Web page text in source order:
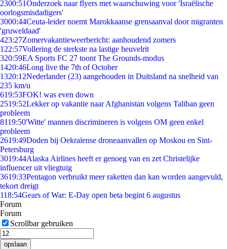
2300:51Onderzoek naar flyers met waarschuwing voor 'Israëlische
oorlogsmisdadigers'
3000:44Ceuta-leider noemt Marokkaanse grensaanval door migranten
'gruweldaad'
423:27Zomervakantieweerbericht: aanhoudend zomers
1 22:57Vollering de sterkste na lastige heuvelrit
320:59EA Sports FC 27 toont The Grounds-modus
1420:46Long live the 7th of October
1320:12Nederlander (23) aangehouden in Duitsland na snelheid van
235 km/u
619:53FOK! was even down
2519:52Lekker op vakantie naar Afghanistan volgens Taliban geen
probleem
8119:50'Witte' mannen discrimineren is volgens OM geen enkel
probleem
2619:49Doden bij Oekraïense droneaanvallen op Moskou en Sint-
Petersburg
3019:44Alaska Airlines heeft er genoeg van en zet Christelijke
influencer uit vliegtuig
3619:33Pentagon verbruikt meer raketten dan kan worden aangevuld,
tekort dreigt
118:54Gears of War: E-Day open beta begint 6 augustus
Forum
Forum
Scrollbar gebruiken
opslaan